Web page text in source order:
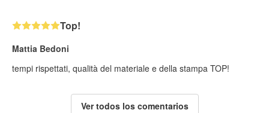
Top!
Mattia Bedoni
tempi rispettati, qualità del materiale e della stampa TOP!
Ver todos los comentarios